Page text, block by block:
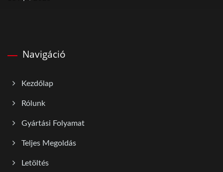
Navigáció
Kezdőlap
Rólunk
Gyártási Folyamat
Teljes Megoldás
Letöltés